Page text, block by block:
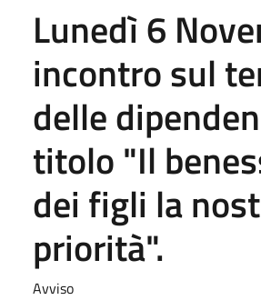
Lunedì 6
incontro sul
delle
titolo "Il
dei figli la
priorità".
Avviso